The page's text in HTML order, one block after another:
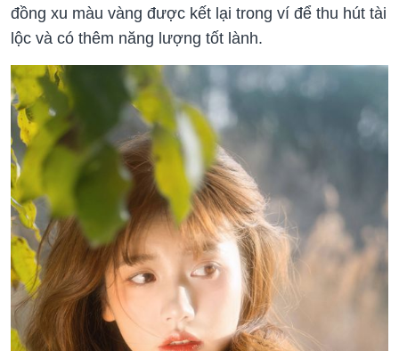
đồng xu màu vàng được kết lại trong ví để thu hút tài
lộc và có thêm năng lượng tốt lành.